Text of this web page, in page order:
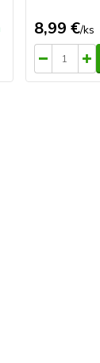
8,99 €/ks